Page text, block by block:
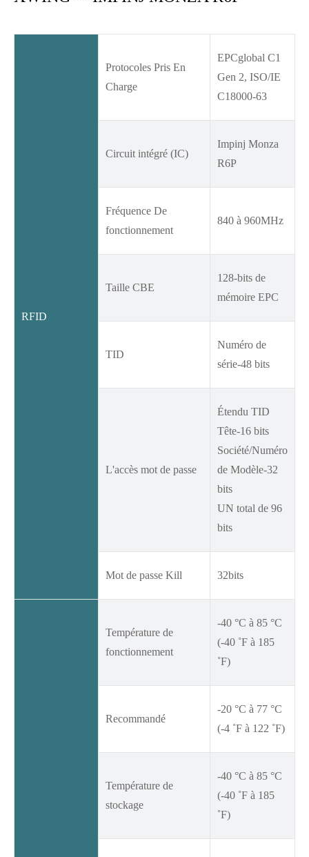
RFID
Protocoles Pris En
Charge
EPCglobal C1
Gen 2, ISO/IE
C18000-63
Circuit intégré (IC)
Impinj Monza
R6P
Fréquence De
fonctionnement
840 à 960MHz
Taille CBE
128-bits de
mémoire EPC
TID
Numéro de
série-48 bits
L'accès mot de passe
Étendu TID
Tête-16 bits
Société/Numéro
de Modèle-32
bits
UN total de 96
bits
Mot de passe Kill 32bits
Température de
fonctionnement
-40 °C à 85 °C
(-40 ˚F à 185
˚F)
Recommandé
-20 °C à 77 °C
(-4 ˚F à 122 ˚F)
Température de
stockage
-40 °C à 85 °C
(-40 ˚F à 185
˚F)